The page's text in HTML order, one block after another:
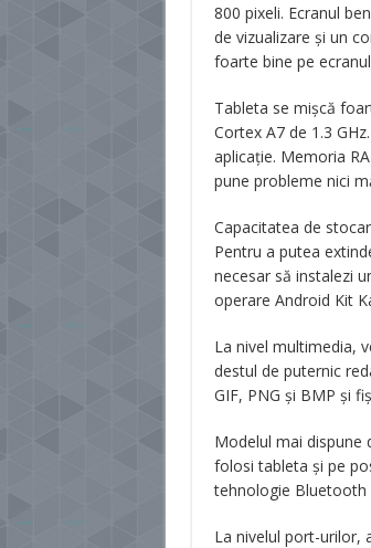
800 pixeli. Ecranul
de vizualizare și un
foarte bine pe
Tableta se mișcă
Cortex A7 de 1.3
aplicație. Memoria
pune probleme nici
Capacitatea de
Pentru a putea
necesar să instalezi
operare Android Kit
La nivel multimedia,
destul de puternic
GIF, PNG și BMP și
Modelul mai dispune
folosi tableta și pe
tehnologie Bluetooth
La nivelul port-urilor,